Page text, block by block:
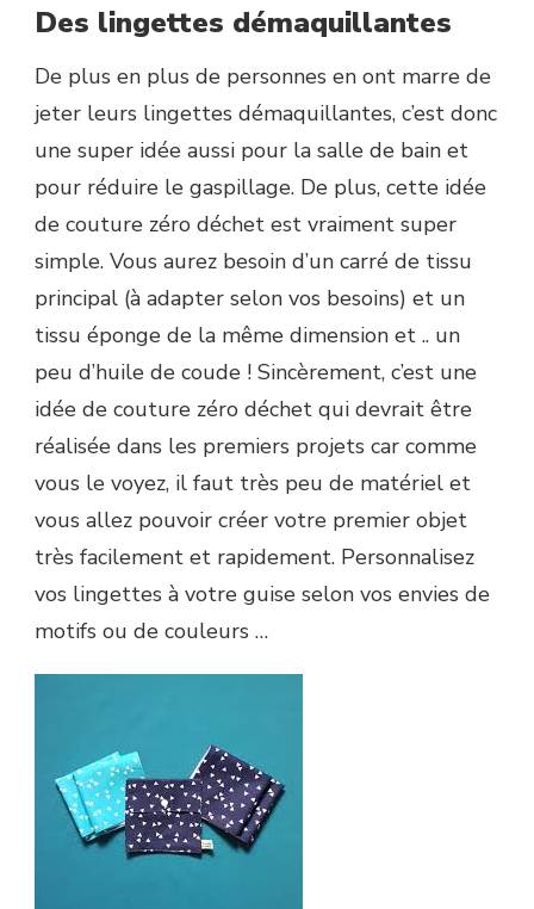
Des lingettes démaquillantes
De plus en plus de personnes en ont marre de
jeter leurs lingettes démaquillantes, c’est donc
une super idée aussi pour la salle de bain et
pour réduire le gaspillage. De plus, cette idée
de couture zéro déchet est vraiment super
simple. Vous aurez besoin d’un carré de tissu
principal (à adapter selon vos besoins) et un
tissu éponge de la même dimension et .. un
peu d’huile de coude ! Sincèrement, c’est une
idée de couture zéro déchet qui devrait être
réalisée dans les premiers projets car comme
vous le voyez, il faut très peu de matériel et
vous allez pouvoir créer votre premier objet
très facilement et rapidement. Personnalisez
vos lingettes à votre guise selon vos envies de
motifs ou de couleurs …